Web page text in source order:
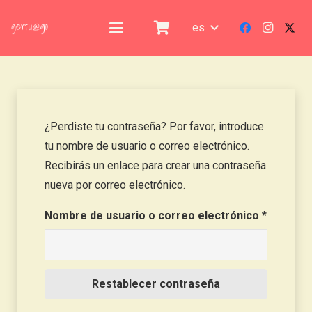
es
¿Perdiste tu contraseña? Por favor, introduce
tu nombre de usuario o correo electrónico.
Recibirás un enlace para crear una contraseña
nueva por correo electrónico.
Nombre de usuario o correo electrónico *
Restablecer contraseña